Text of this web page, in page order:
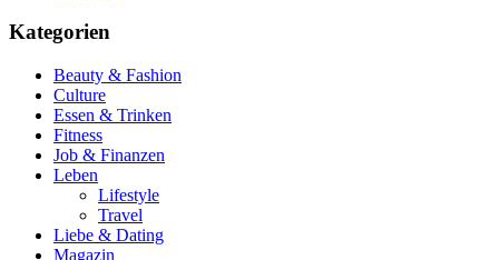
Kategorien
Beauty & Fashion
Culture
Essen & Trinken
Fitness
Job & Finanzen
Leben
Lifestyle
Travel
Liebe & Dating
Magazin